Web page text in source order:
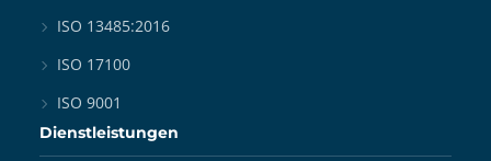
ISO 13485:2016
ISO 17100
ISO 9001
Dienstleistungen